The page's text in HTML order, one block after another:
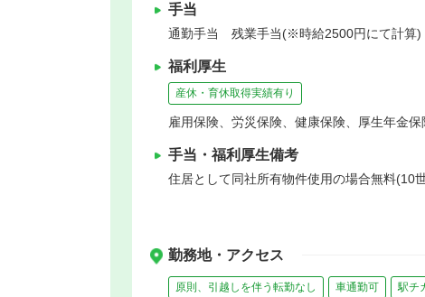
手当
通勤手当 残業手当(※時給2500円にて計算)
福利厚生
産休・育休取得実績有り
雇用保険、労災保険、健康保険、厚生年金保
手当・福利厚生備考
住居として同社所有物件使用の場合無料(10
勤務地・アクセス
原則、引越しを伴う転勤なし 車通勤可 駅チ